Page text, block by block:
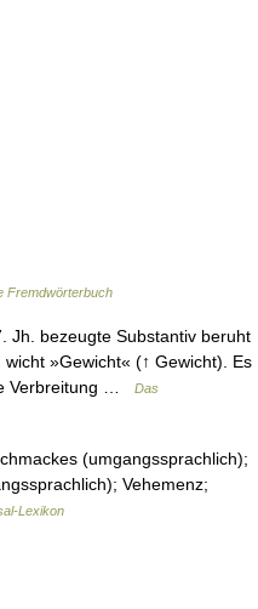
Fremdwörterbuch
Jh. bezeugte Substantiv beruht
»Gewicht« (↑ Gewicht). Es
Verbreitung …
Das
(umgangssprachlich);
Vehemenz;
Lexikon